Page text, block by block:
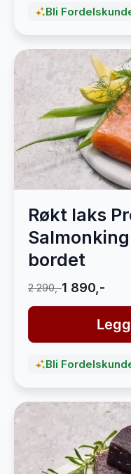
Bli
Røkt laks
bordet
2 290,-1 890,-
Bli